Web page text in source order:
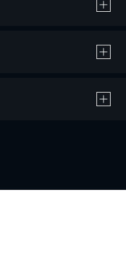
済による作品の購入 / レンタルです。